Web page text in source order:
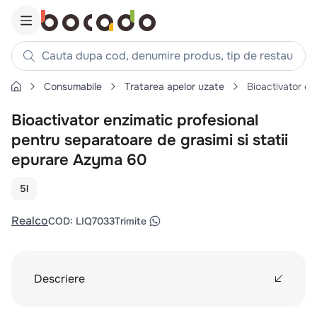
Cauta dupa cod, denumire produs, tip de restaurant,
Căutări populare
1. cartofi
2. piept pui
3. pui
.
ceafa
Consumabile Tratarea apelor uzate Bioactivator
Bioactivator enzimatic profesional
pentru separatoare de grasimi si statii
epurare Azyma 60
5l
RealcoCOD: LIQ7033Trimite
Descriere